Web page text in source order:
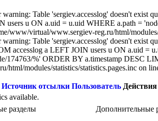
warning: Table 'sergiev.accesslog' doesn't
users u ON a.uid = u.uid WHERE a.path =
www/virtual/www.sergiev-reg.ru/html/
warning: Table 'sergiev.accesslog' doesn't exist
accesslog a LEFT JOIN users u ON a.uid =
174763/%' ORDER BY a.timestamp DESC
html/modules/statistics/statistics.pages.inc on
Источник отсылки Пользователь Действия
available.
разделы
Дополнительные